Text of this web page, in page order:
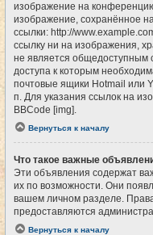
изображение на
изображение, сохранённое
ссылки: http://
ссылку ни на изображения,
не является общедоступным
доступа к которым
почтовые ящики Hotmail или
п. Для указания ссылок на
BBCode [img].
Вернуться к началу
Что такое важные
Эти объявления содержат
их по возможности. Они
вашем личном разделе.
предоставляются
Вернуться к началу